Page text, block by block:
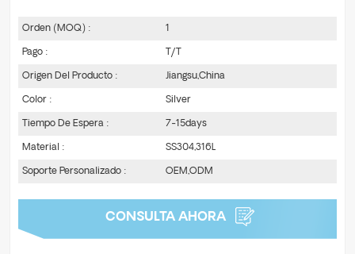
Orden (MOQ) :
1
Pago :
T/T
Origen Del Producto :
Jiangsu,China
Color :
Silver
Tiempo De Espera :
7-15days
Material :
SS304,316L
Soporte Personalizado :
OEM,ODM
CONSULTA AHORA